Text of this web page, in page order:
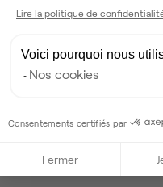
Lire la politique de
Voici pourquoi nous
Nos cookies
Consentements certifiés par
Fermer